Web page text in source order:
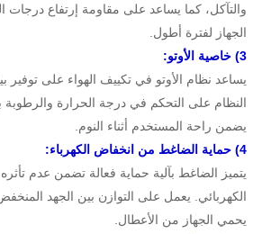
والتآكل، كما يساعد على مقاومة إرتفاع درجات
الجهاز لفترة أطول.
3) خاصية الأوتو:
يساعد نظام الأوتو في تكييف الهواء على توفير
النظام على التحكم في درجة الحرارة والرطوبة
يضمن راحة المستخدم أثناء النوم.
4) حماية الضاغط من انخفاض الكهرباء:
يتميز الضاغط بآلية حماية فعالة تضمن عدم
الكهربائي. يعمل على التوازن بين الجهد
يحمي الجهاز من الأعطال.